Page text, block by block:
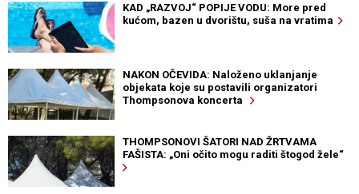
KAD „RAZVOJ“ POPIJE VODU: More pred
kućom, bazen u dvorištu, suša na vratima
NAKON OČEVIDA: Naloženo uklanjanje
objekata koje su postavili organizatori
Thompsonova koncerta
THOMPSONOVI ŠATORI NAD ŽRTVAMA
FAŠISTA: „Oni očito mogu raditi štogod žele“